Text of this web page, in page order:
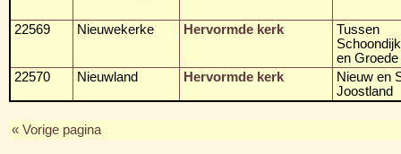
22569 Nieuwekerke Hervormde kerk
Tussen
en Groede
22570
Nieuwland Hervormde kerk
Nieuw en
Joostland
« Vorige pagina